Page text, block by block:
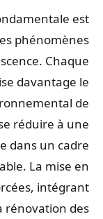
est
phénomènes
Chaque
davantage le
de
réduire à une
dans un cadre
La mise en
intégrant
rénovation des